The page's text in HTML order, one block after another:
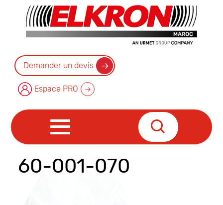
Demander un devis
Espace PRO
60-001-070